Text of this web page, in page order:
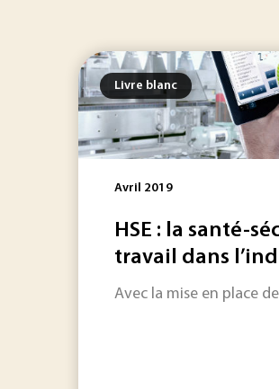
Livre blanc
Avril 2019
HSE : la santé-
travail dans
Avec la mise en place